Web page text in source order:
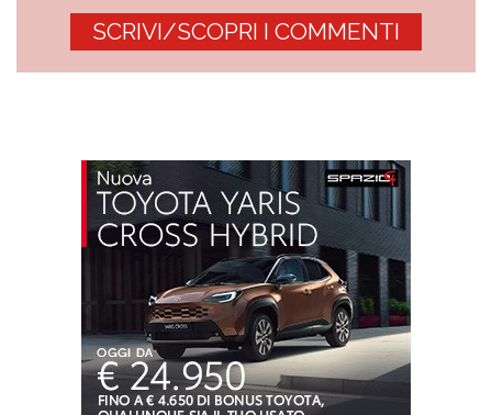
SCRIVI/SCOPRI I COMMENTI